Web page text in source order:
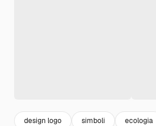
design logo simboli ecologia